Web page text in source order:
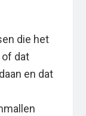
die het
dat
en dat